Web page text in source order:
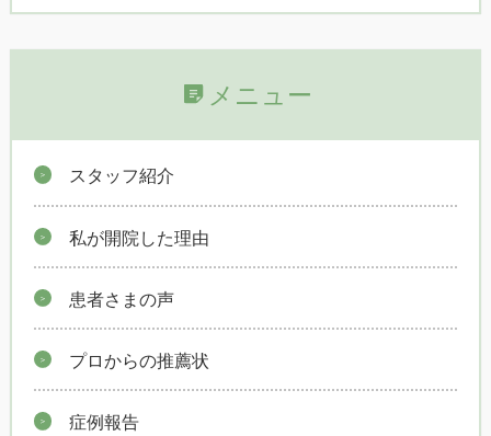
メニュー
スタッフ紹介
私が開院した理由
患者さまの声
プロからの推薦状
症例報告